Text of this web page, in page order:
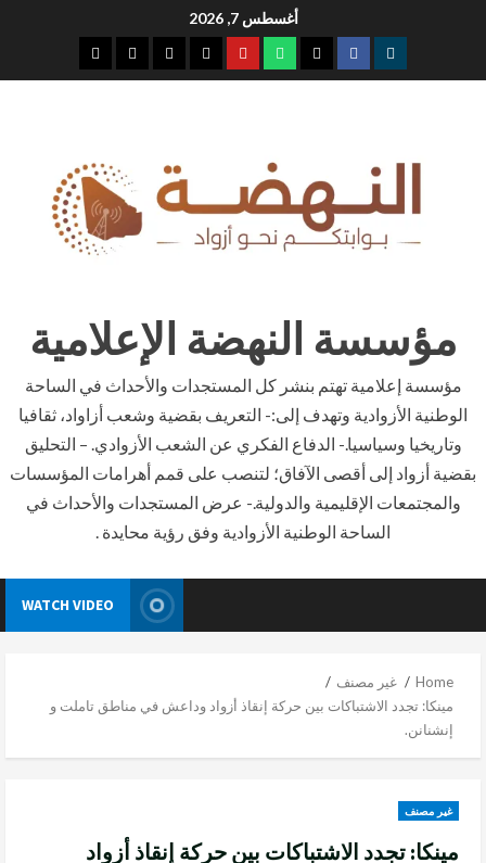
أغسطس 7, 2026
telegram
facebook
x
whatsap
youtube
مؤسسة النهضة الإعلامية
مؤسسة إعلامية تهتم بنشر كل المستجدات والأحداث في الساحة
الوطنية الأزوادية وتهدف إلى:- التعريف بقضية وشعب أزاواد، ثقافيا
وتاريخيا وسياسيا.- الدفاع الفكري عن الشعب الأزوادي. – التحليق
بقضية أزواد إلى أقصى الآفاق؛ لتنصب على قمم أهرامات المؤسسات
والمجتمعات الإقليمية والدولية.- عرض المستجدات والأحداث في
الساحة الوطنية الأزوادية وفق رؤية محايدة .
WATCH VIDEO
Home
غير مصنف
مينكا: تجدد الاشتباكات بين حركة إنقاذ أزواد وداعش في مناطق تاملت و
إنشنانن.
غير مصنف
مينكا: تجدد الاشتباكات بين حركة إنقاذ أزواد